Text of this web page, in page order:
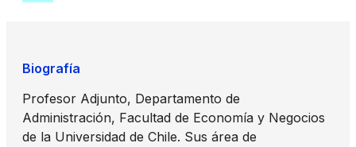
Biografía
Profesor Adjunto, Departamento de
Administración, Facultad de Economía y Negocios
de la Universidad de Chile. Sus área de